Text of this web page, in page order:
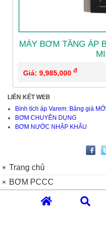
MÁY BƠM TĂNG ÁP
Giá: 9,985,000 đ
LIÊN KẾT WEB
Bình tích áp Varem: Bảng giá
BƠM CHUYÊN DỤNG
BƠM NƯỚC NHẬP KHẨU
Trang chủ
BƠM PCCC
Máy Bơm Nước Tăng Áp